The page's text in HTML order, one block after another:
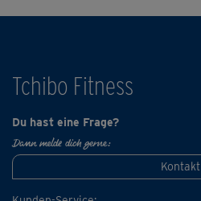
Tchibo Fitness
Du hast eine Frage?
Dann melde dich gerne:
Kontakt